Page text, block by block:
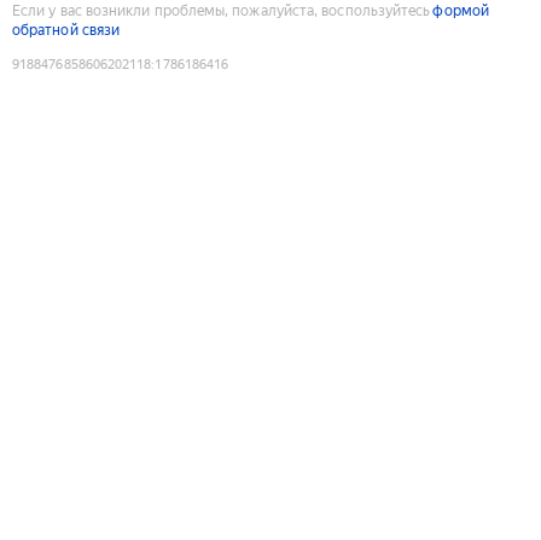
Если у вас возникли проблемы, пожалуйста, воспользуйтесьформой
обратной связи
9188476858606202118:1786186416